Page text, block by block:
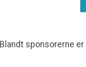
Blandt sponsorerne er